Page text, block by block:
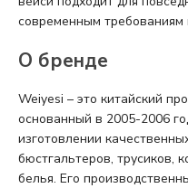
современным требованиям
О бренде
Weiyesi – это китайский
основанный в 2005-2006
изготовлении
бюстгальтеров, трусиков,
белья. Его